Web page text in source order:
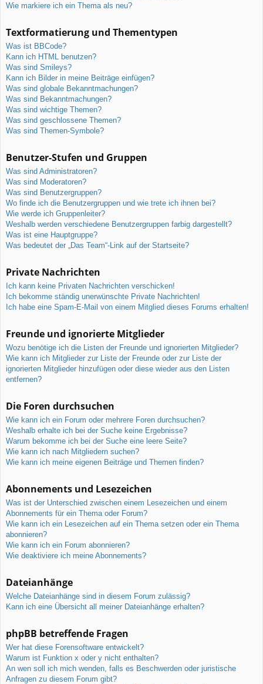
Wie markiere ich ein Thema als neu?
Textformatierung und Thementypen
Was ist BBCode?
Kann ich HTML benutzen?
Was sind Smileys?
Kann ich Bilder in meine Beiträge einfügen?
Was sind globale Bekanntmachungen?
Was sind Bekanntmachungen?
Was sind wichtige Themen?
Was sind geschlossene Themen?
Was sind Themen-Symbole?
Benutzer-Stufen und Gruppen
Was sind Administratoren?
Was sind Moderatoren?
Was sind Benutzergruppen?
Wo finde ich die Benutzergruppen und wie trete ich ihnen bei?
Wie werde ich Gruppenleiter?
Weshalb werden verschiedene Benutzergruppen farbig dargestellt?
Was ist eine Hauptgruppe?
Was bedeutet der „Das Team“-Link auf der Startseite?
Private Nachrichten
Ich kann keine Privaten Nachrichten verschicken!
Ich bekomme ständig unerwünschte Private Nachrichten!
Ich habe eine Spam-E-Mail von einem Mitglied dieses Forums erhalten!
Freunde und ignorierte Mitglieder
Wozu benötige ich die Listen der Freunde und ignorierten Mitglieder?
Wie kann ich Mitglieder zur Liste der Freunde oder zur Liste der
ignorierten Mitglieder hinzufügen oder diese wieder aus den Listen
entfernen?
Die Foren durchsuchen
Wie kann ich ein Forum oder mehrere Foren durchsuchen?
Weshalb erhalte ich bei der Suche keine Ergebnisse?
Warum bekomme ich bei der Suche eine leere Seite?
Wie kann ich nach Mitgliedern suchen?
Wie kann ich meine eigenen Beiträge und Themen finden?
Abonnements und Lesezeichen
Was ist der Unterschied zwischen einem Lesezeichen und einem
Abonnements für ein Thema oder Forum?
Wie kann ich ein Lesezeichen auf ein Thema setzen oder ein Thema
abonnieren?
Wie kann ich ein Forum abonnieren?
Wie deaktiviere ich meine Abonnements?
Dateianhänge
Welche Dateianhänge sind in diesem Forum zulässig?
Kann ich eine Übersicht all meiner Dateianhänge erhalten?
phpBB betreffende Fragen
Wer hat diese Forensoftware entwickelt?
Warum ist Funktion x oder y nicht enthalten?
An wen soll ich mich wenden, falls es Beschwerden oder juristische
Anfragen zu diesem Forum gibt?